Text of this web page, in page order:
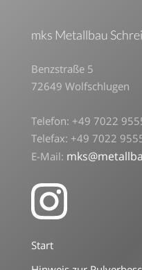
mks Metallbau
Benzstraße 5
72649 Wolfschlugen
Telefon: +49 7022
Telefax: +49 7022
E-Mail:
Start